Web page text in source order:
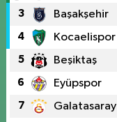
3 Başakşehir
4 Kocaelispor
5 Beşiktaş
6 Eyüpspor
7 Galatasaray